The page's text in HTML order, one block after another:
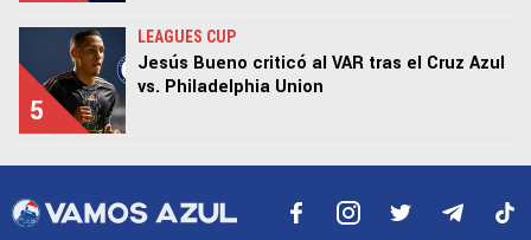
5
LEAGUES CUP
Jesús Bueno criticó al VAR tras el Cruz Azul
vs. Philadelphia Union